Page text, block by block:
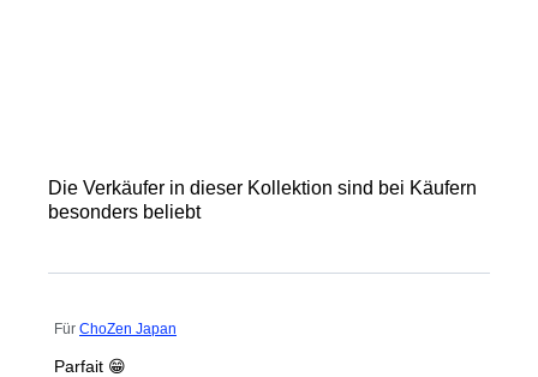
Die Verkäufer in dieser Kollektion sind bei Käufern
besonders beliebt
Für ChoZen Japan
Parfait 😁